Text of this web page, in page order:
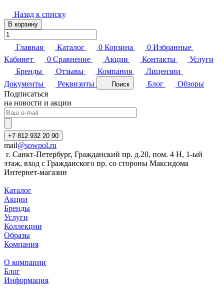
Назад к списку
В корзину
Главная Каталог 0 Корзина 0 Избранные
Кабинет
0 Сравнение Акции Контакты
Услуги
Бренды
Отзывы Компания
Лицензии
Документы
Реквизиты Поиск Блог
Обзоры
Подписаться
на новости и акции
+7 812 932 20 90
mail@sowpol.ru
г. Санкт-Петербург, Гражданский пр. д.20, пом. 4 Н, 1-ый
этаж, вход с Гражданского пр. со стороны Максидома
Интернет-магазин
Каталог
Акции
Бренды
Услуги
Коллекции
Образы
Компания
О компании
Блог
Информация